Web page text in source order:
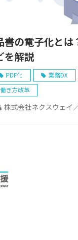
書の電子化とは
を解説
PDF化 業務DX
働き方改革
株式会社ネクスウェイ